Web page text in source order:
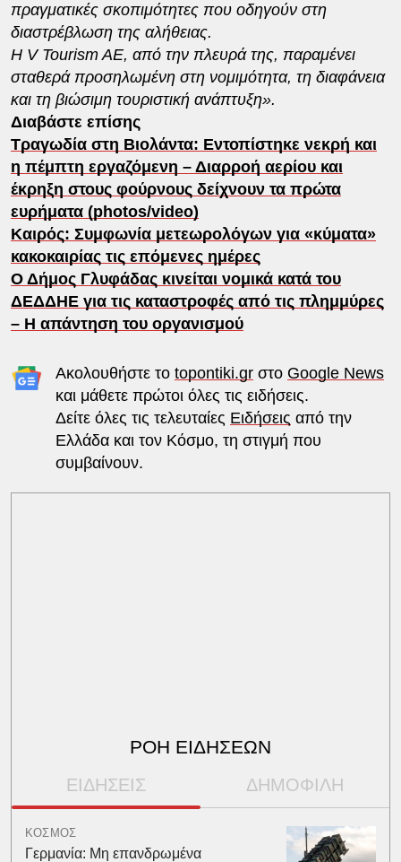
πραγματικές σκοπιμότητες που οδηγούν στη
διαστρέβλωση της αλήθειας.
Η V Tourism AE, από την πλευρά της, παραμένει
σταθερά προσηλωμένη στη νομιμότητα, τη διαφάνεια
και τη βιώσιμη τουριστική ανάπτυξη».
Διαβάστε επίσης
Τραγωδία στη Βιολάντα: Εντοπίστηκε νεκρή και
η πέμπτη εργαζόμενη – Διαρροή αερίου και
έκρηξη στους φούρνους δείχνουν τα πρώτα
ευρήματα (photos/video)
Καιρός: Συμφωνία μετεωρολόγων για «κύματα»
κακοκαιρίας τις επόμενες ημέρες
Ο Δήμος Γλυφάδας κινείται νομικά κατά του
ΔΕΔΔΗΕ για τις καταστροφές από τις πλημμύρες
– Η απάντηση του οργανισμού
Ακολουθήστε το topontiki.grστο Google News
και μάθετε πρώτοι όλες τις ειδήσεις.
Δείτε όλες τις τελευταίες Ειδήσεις από την
Ελλάδα και τον Κόσμο, τη στιγμή που
συμβαίνουν.
ΡΟΗ ΕΙΔΗΣΕΩΝ
ΕΙΔΗΣΕΙΣ ΔΗΜΟΦΙΛΗ
ΚΟΣΜΟΣ
Γερμανία: Μη επανδρωμένα